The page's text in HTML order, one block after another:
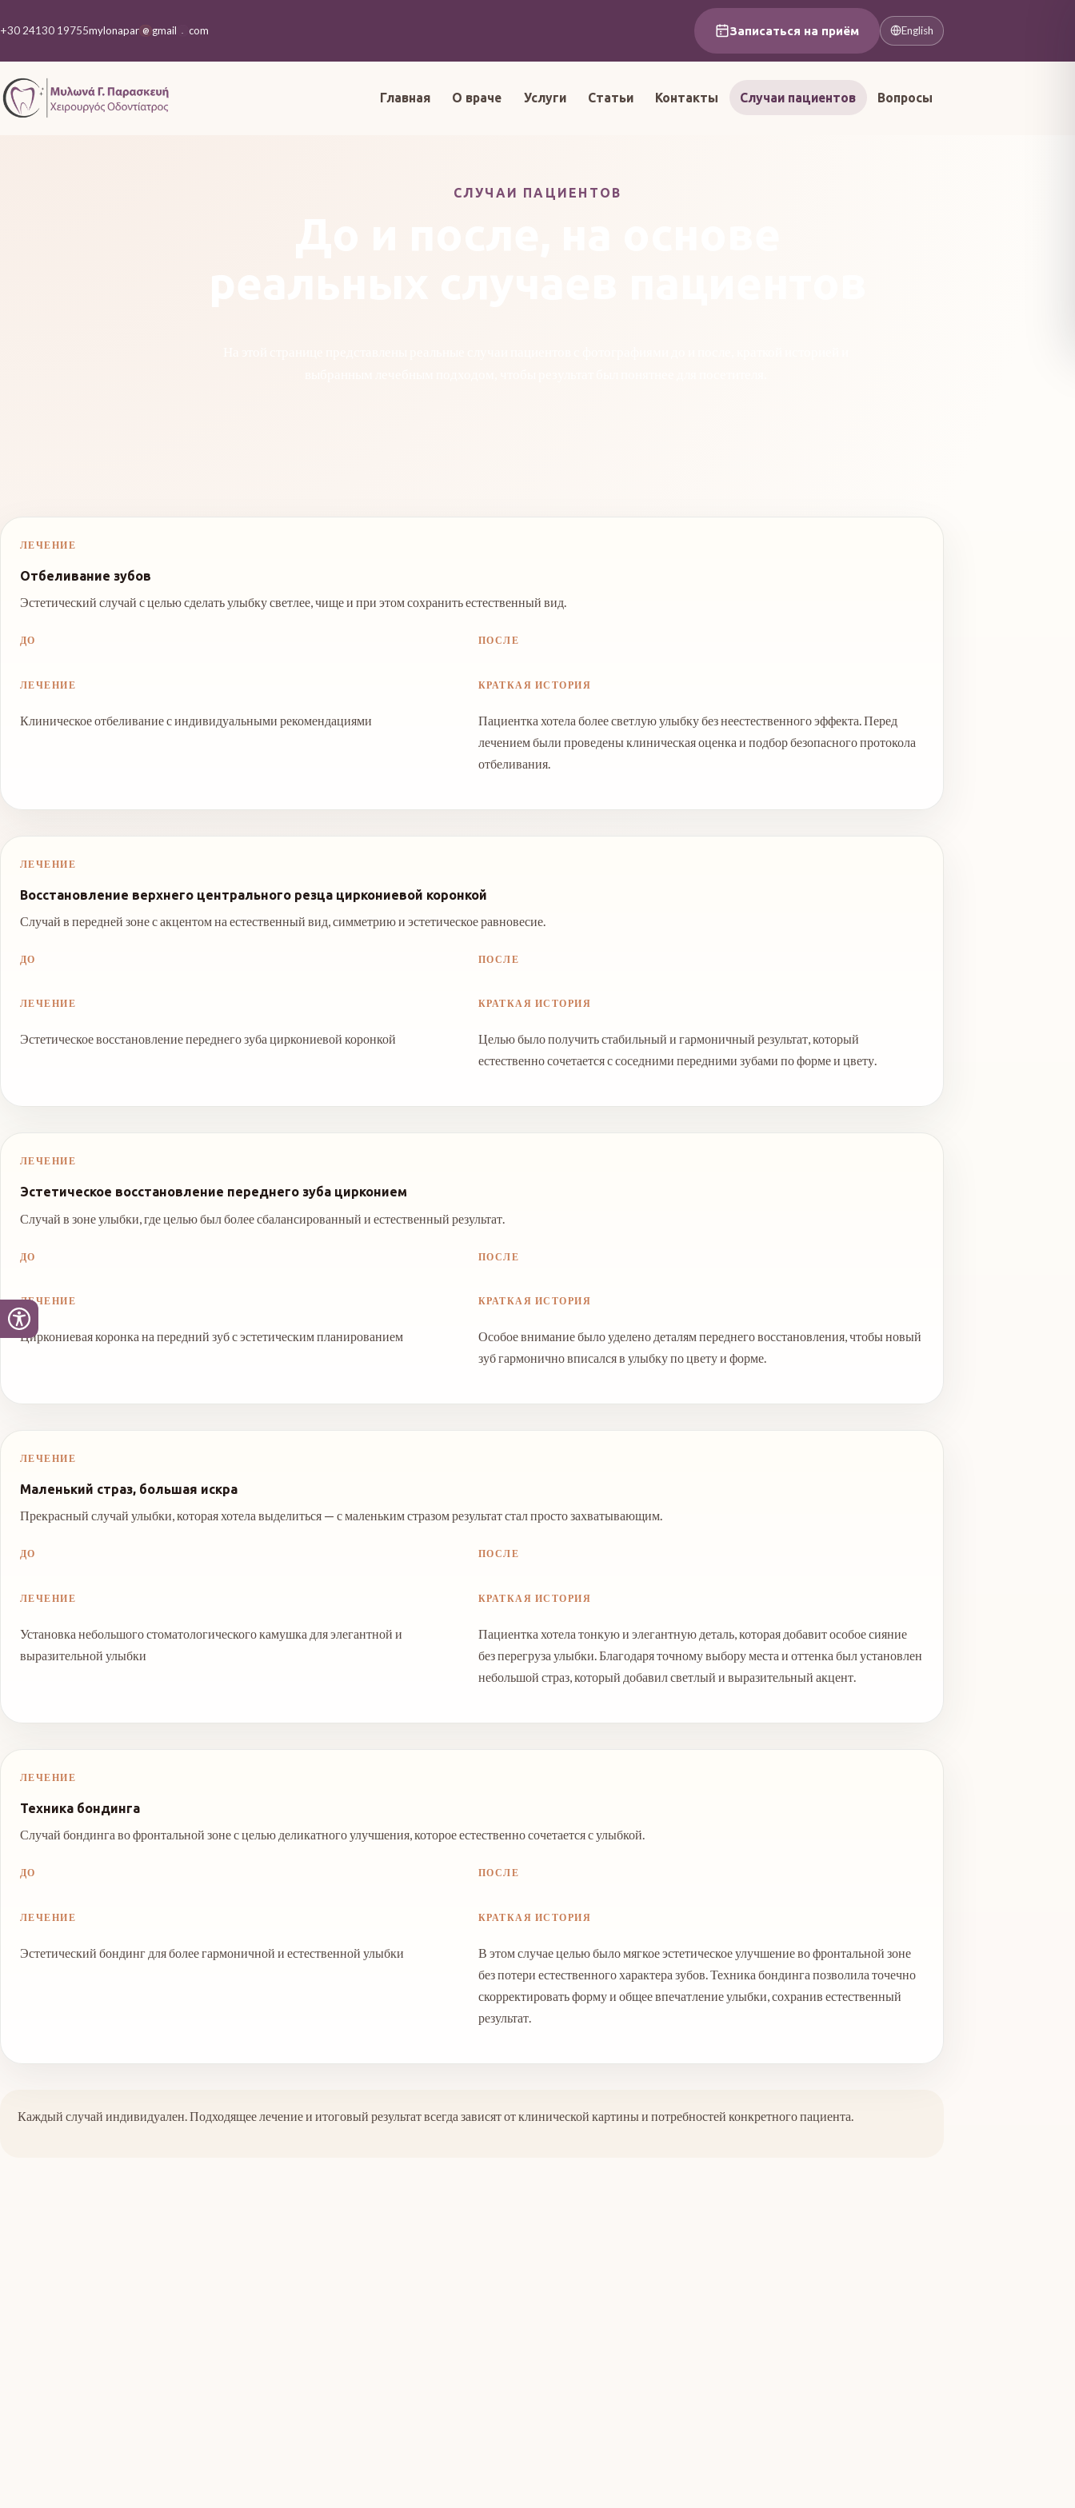
+30 24130 19755mylonapar @ gmail com Записаться на приём English
Главная О враче Услуги Статьи Контакты Случаи пациентов Вопросы
СЛУЧАИ ПАЦИЕНТОВ
ЛЕЧЕНИЕ
Отбеливание зубов
Эстетический случай с целью сделать улыбку светлее, чище и при этом сохранить естественный вид.
ДО ПОСЛЕ
ЛЕЧЕНИЕ
Клиническое отбеливание с индивидуальными рекомендациями
КРАТКАЯ ИСТОРИЯ
Пациентка хотела более светлую улыбку без неестественного эффекта. Перед
лечением были проведены клиническая оценка и подбор безопасного протокола
отбеливания.
ЛЕЧЕНИЕ
Восстановление верхнего центрального резца циркониевой коронкой
Случай в передней зоне с акцентом на естественный вид, симметрию и эстетическое равновесие.
ДО ПОСЛЕ
ЛЕЧЕНИЕ
Эстетическое восстановление переднего зуба циркониевой коронкой
КРАТКАЯ ИСТОРИЯ
Целью было получить стабильный и гармоничный результат, который
естественно сочетается с соседними передними зубами по форме и цвету.
ЛЕЧЕНИЕ
Эстетическое восстановление переднего зуба цирконием
Случай в зоне улыбки, где целью был более сбалансированный и естественный результат.
ДО ПОСЛЕ
ЛЕЧЕНИЕ
Циркониевая коронка на передний зуб с эстетическим планированием
КРАТКАЯ ИСТОРИЯ
Особое внимание было уделено деталям переднего восстановления, чтобы новый
зуб гармонично вписался в улыбку по цвету и форме.
ЛЕЧЕНИЕ
Маленький страз, большая искра
Прекрасный случай улыбки, которая хотела выделиться — с маленьким стразом результат стал просто захватывающим.
ДО ПОСЛЕ
ЛЕЧЕНИЕ
Установка небольшого стоматологического камушка для элегантной и
выразительной улыбки
КРАТКАЯ ИСТОРИЯ
Пациентка хотела тонкую и элегантную деталь, которая добавит особое сияние
без перегруза улыбки. Благодаря точному выбору места и оттенка был установлен
небольшой страз, который добавил светлый и выразительный акцент.
ЛЕЧЕНИЕ
Техника бондинга
Случай бондинга во фронтальной зоне с целью деликатного улучшения, которое естественно сочетается с улыбкой.
ДО ПОСЛЕ
ЛЕЧЕНИЕ
Эстетический бондинг для более гармоничной и естественной улыбки
КРАТКАЯ ИСТОРИЯ
В этом случае целью было мягкое эстетическое улучшение во фронтальной зоне
без потери естественного характера зубов. Техника бондинга позволила точечно
скорректировать форму и общее впечатление улыбки, сохранив естественный
результат.
Каждый случай индивидуален. Подходящее лечение и итоговый результат всегда зависят от клинической картины и потребностей конкретного пациента.